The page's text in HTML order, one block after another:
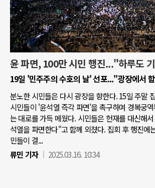
윤 파면, 100만 시민 행진..."하루도
19일 '민주주의 수호의 날' 선포..."광장에서
분노한 시민들은 다시 광장을 향한다. 15일 주말
시민들이 '윤석열 즉각 파면'을 촉구하며 경복궁
는 대로를 가득 메웠다. 시민들은 헌재를 대신해
석열을 파면한다"고 함께 외쳤다. 집회 후 행진에
민들이 결...
류민 기자
2025.03.16. 10:34